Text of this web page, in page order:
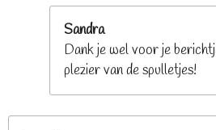
Sandra
Dank je wel voor je
plezier van de spulletjes!